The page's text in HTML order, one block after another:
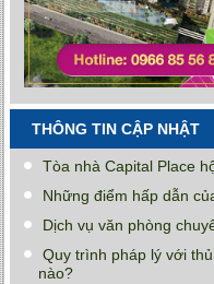
THÔNG TIN CẬP NHẬT
Tòa nhà Capital Place
Những điểm hấp dẫn
Dịch vụ văn phòng
Quy trình pháp lý với
nào?